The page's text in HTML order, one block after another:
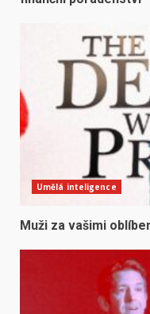
Umělá inteligence
Muži za vašimi